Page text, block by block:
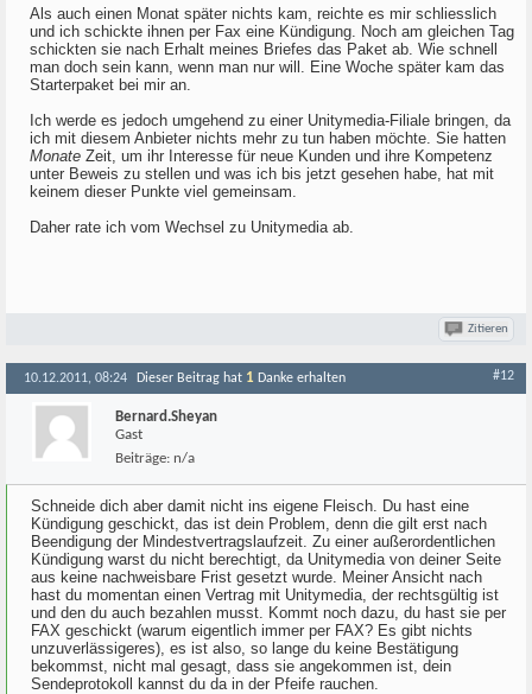
Als auch einen Monat später nichts kam, reichte es mir schliesslich
und ich schickte ihnen per Fax eine Kündigung. Noch am gleichen Tag
schickten sie nach Erhalt meines Briefes das Paket ab. Wie schnell
man doch sein kann, wenn man nur will. Eine Woche später kam das
Starterpaket bei mir an.
Ich werde es jedoch umgehend zu einer Unitymedia-Filiale bringen, da
ich mit diesem Anbieter nichts mehr zu tun haben möchte. Sie hatten
Monate Zeit, um ihr Interesse für neue Kunden und ihre Kompetenz
unter Beweis zu stellen und was ich bis jetzt gesehen habe, hat mit
keinem dieser Punkte viel gemeinsam.
Daher rate ich vom Wechsel zu Unitymedia ab.
Zitieren
10.12.2011, 08:24 Dieser Beitrag hat 1 Danke erhalten #12
Bernard.Sheyan
Gast
Beiträge: n/a
Schneide dich aber damit nicht ins eigene Fleisch. Du hast eine
Kündigung geschickt, das ist dein Problem, denn die gilt erst nach
Beendigung der Mindestvertragslaufzeit. Zu einer außerordentlichen
Kündigung warst du nicht berechtigt, da Unitymedia von deiner Seite
aus keine nachweisbare Frist gesetzt wurde. Meiner Ansicht nach
hast du momentan einen Vertrag mit Unitymedia, der rechtsgültig ist
und den du auch bezahlen musst. Kommt noch dazu, du hast sie per
FAX geschickt (warum eigentlich immer per FAX? Es gibt nichts
unzuverlässigeres), es ist also, so lange du keine Bestätigung
bekommst, nicht mal gesagt, dass sie angekommen ist, dein
Sendeprotokoll kannst du da in der Pfeife rauchen.